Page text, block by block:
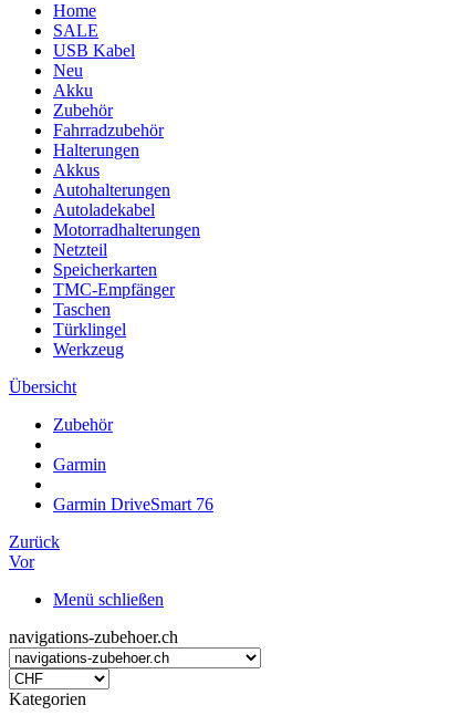
Home
SALE
USB Kabel
Neu
Akku
Zubehör
Fahrradzubehör
Halterungen
Akkus
Autohalterungen
Autoladekabel
Motorradhalterungen
Netzteil
Speicherkarten
TMC-Empfänger
Taschen
Türklingel
Werkzeug
Übersicht
Zubehör
Garmin
Garmin DriveSmart 76
Zurück
Vor
Menü schließen
navigations-zubehoer.ch
Kategorien